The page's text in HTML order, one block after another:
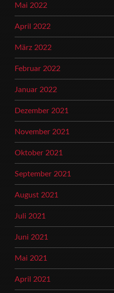
Mai 2022
April 2022
März 2022
Februar 2022
Januar 2022
Dezember 2021
November 2021
Oktober 2021
September 2021
August 2021
Juli 2021
Juni 2021
Mai 2021
April 2021